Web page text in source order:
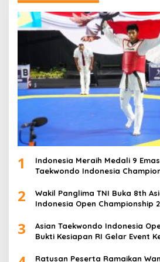
1
Indonesia Meraih Medali 9
Taekwondo Indonesia
2
Wakil Panglima TNI Buka 8th
Indonesia Open Championship
3
Asian Taekwondo Indonesia
Bukti Kesiapan RI Gelar Event
Ratusan Peserta Ramaikan